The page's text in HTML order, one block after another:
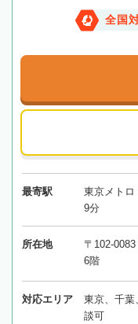
全国
最寄駅
東京メトロ
9分
所在地
〒102-
6階
対応エリア
東京、千葉
談可